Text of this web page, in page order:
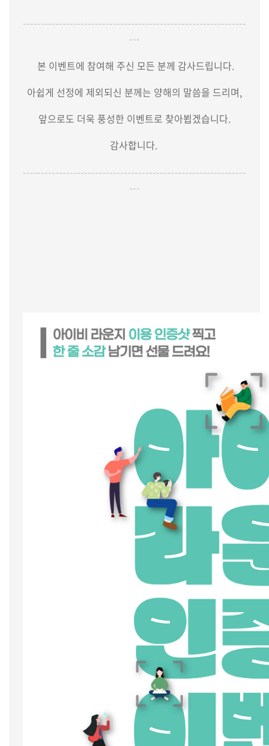
--------------------------------------------------------------
---
본 이벤트에 참여해 주신 모든 분께 감사드립니다.
아쉽게 선정에 제외되신 분께는 양해의 말씀을 드리며,
앞으로도 더욱 풍성한 이벤트로 찾아뵙겠습니다.
감사합니다.
--------------------------------------------------------------
---